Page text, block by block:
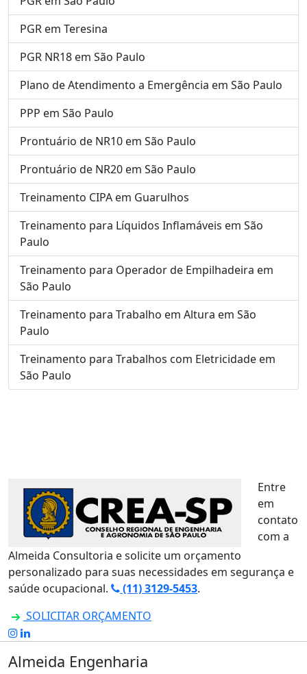
PGR em Teresina
PGR NR18 em São Paulo
Plano de Atendimento a Emergência em São Paulo
PPP em São Paulo
Prontuário de NR10 em São Paulo
Prontuário de NR20 em São Paulo
Treinamento CIPA em Guarulhos
Treinamento para Líquidos Inflamáveis em São
Paulo
Treinamento para Operador de Empilhadeira em
São Paulo
Treinamento para Trabalho em Altura em São
Paulo
Treinamento para Trabalhos com Eletricidade em
São Paulo
Entre
em
contato
com a
Almeida Consultoria e solicite um orçamento
personalizado para suas necessidades em segurança e
saúde ocupacional.
(11) 3129-5453.
SOLICITAR ORÇAMENTO
Almeida Engenharia